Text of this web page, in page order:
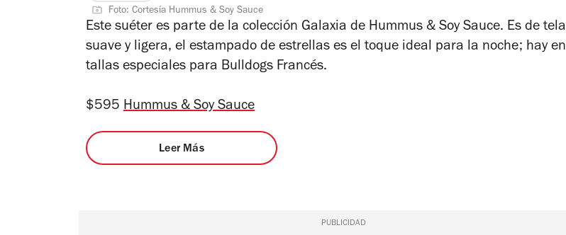
Foto: Cortesía Hummus & Soy Sauce
Este suéter es parte de la colección Galaxia de Hummus & Soy Sauce. Es de tela
suave y ligera, el estampado de estrellas es el toque ideal para la noche; hay en
tallas especiales para Bulldogs Francés.
$595 Hummus & Soy Sauce
Leer Más
PUBLICIDAD